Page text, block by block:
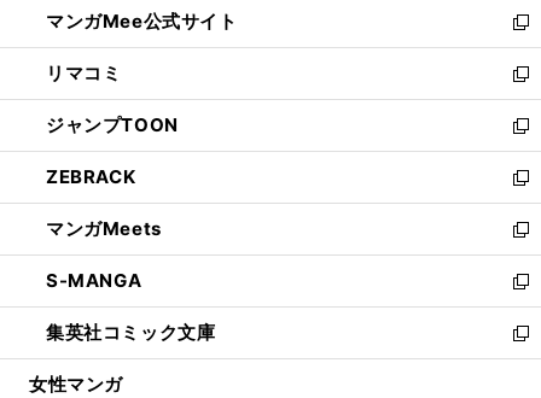
く
ド
ウ
で
開
く
ィ
ン
ド
ウ
で
開
く
い
ウ
ィ
ン
ド
ウ
で
開
く
マンガMee公式サイト
新
し
い
ウ
ィ
ン
ド
ウ
で
開
く
リマコミ
新
し
い
ウ
ィ
ン
ド
ウ
で
開
く
ジャンプTOON
新
し
い
ウ
ィ
ン
ド
ウ
で
開
ZEBRACK
新
し
い
ウ
ィ
ン
ド
ウ
マンガMeets
新
し
い
ウ
ィ
ン
S-MANGA
新
し
い
ウ
集英社コミック文庫
新
し
女性マンガ